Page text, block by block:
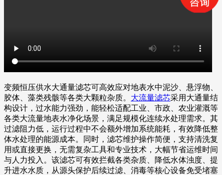
变频恒压供水大通量滤芯可高效应对地表水中泥沙、悬浮物、
胶体、藻类残骸等各类大颗粒杂质。 大流量滤芯采用大通量结
构设计，过水能力强劲，能轻松适配工业、市政、农业灌溉等
各类大流量地表水净化场景，满足规模化连续水处理需求。其
过滤阻力低，运行过程中不会额外增加系统能耗，有效降低整
体水处理的能源成本。同时，滤芯维护操作简便，支持清洗复
用或直接更换，无需复杂工具和专业技术，大幅节省运维时间
与人力投入。该滤芯可有效拦截各类杂质、降低水体浊度、提
升进水水质，从源头保护后续过滤、消毒等核心设备免受堵塞